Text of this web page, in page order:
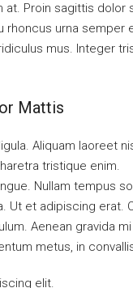
Proin sagittis dolor
urna semper
mus. Integer
Mattis
Aliquam laoreet
tristique enim.
Nullam tempus
Ut et adipiscing erat.
Aenean gravida
metus, in
elit.